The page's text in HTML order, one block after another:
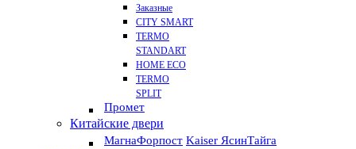
Заказные
CITY SMART
TERMO
STANDART
HOME ECO
ТЕRМО
SPLIT
Промет
Китайские двери
МагнаФорпост Kaiser ЯсинТайга